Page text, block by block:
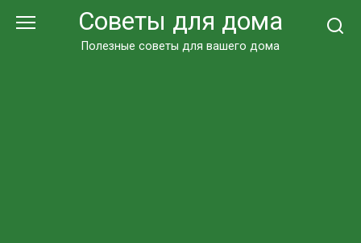
Советы для дома
Полезные советы для вашего дома